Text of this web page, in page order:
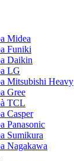
Midea
Funiki
Daikin
LG
Mitsubishi Heavy
Gree
TCL
Casper
Panasonic
Sumikura
Nagakawa